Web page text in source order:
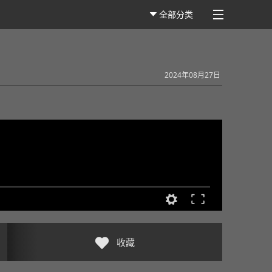
全部分类
2024年08月27日
收藏